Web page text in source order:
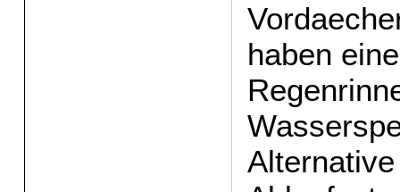
haben